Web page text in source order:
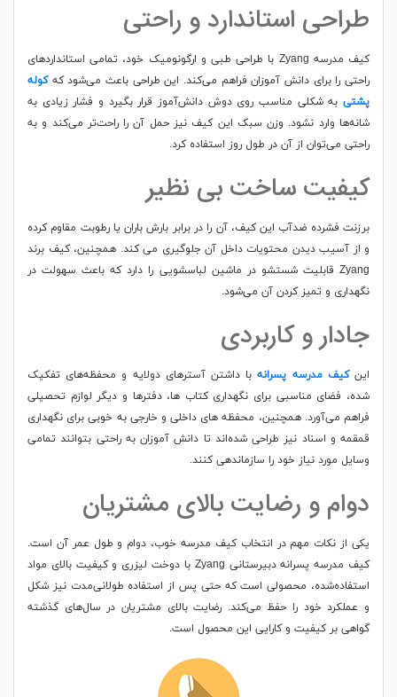
طراحی استاندارد و راحتی
کیف مدرسه Zyang با طراحی طبی و ارگونومیک خود، تمامی استانداردهای
راحتی را برای دانش‌ آموزان فراهم می‌کند. این طراحی باعث می‌شود کهکوله‌
پشتیبه شکلی مناسب روی دوش دانش‌آموز قرار بگیرد و فشار زیادی به
شانه‌ها وارد نشود. وزن سبک این کیف نیز حمل آن را راحت‌تر می‌کند و به
راحتی می‌توان از آن در طول روز استفاده کرد.
کیفیت ساخت بی‌ نظیر
برزنت فشرده ضدآب این کیف، آن را در برابر بارش باران یا رطوبت مقاوم کرده
و از آسیب دیدن محتویات داخل آن جلوگیری می‌ کند. همچنین، کیف برند
Zyang قابلیت شستشو در ماشین لباسشویی را دارد که باعث سهولت در
نگهداری و تمیز کردن آن می‌شود.
جادار و کاربردی
این کیف مدرسه پسرانهبا داشتن آسترهای دولایه و محفظه‌های تفکیک‌
شده، فضای مناسبی برای نگهداری کتاب‌ ها، دفترها و دیگر لوازم تحصیلی
فراهم می‌آورد. همچنین، محفظه‌ های داخلی و خارجی به‌ خوبی برای نگهداری
قمقمه و اسناد نیز طراحی شده‌اند تا دانش‌ آموزان به راحتی بتوانند تمامی
وسایل مورد نیاز خود را سازماندهی کنند.
دوام و رضایت بالای مشتریان
یکی از نکات مهم در انتخاب کیف مدرسه خوب، دوام و طول عمر آن است.
کیف مدرسه پسرانه دبیرستانی Zyang با دوخت لیزری و کیفیت بالای مواد
استفاده‌شده، محصولی است که حتی پس از استفاده طولانی‌مدت نیز شکل
و عملکرد خود را حفظ می‌کند. رضایت بالای مشتریان در سال‌های گذشته
گواهی بر کیفیت و کارایی این محصول است.